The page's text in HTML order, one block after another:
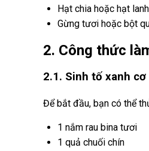
Hạt chia hoặc hạt lanh
Gừng tươi hoặc bột
2. Công thức
2.1. Sinh tố xanh cơ
Để bắt đầu, bạn có thể
1 nắm rau bina tươi
1 quả chuối chín